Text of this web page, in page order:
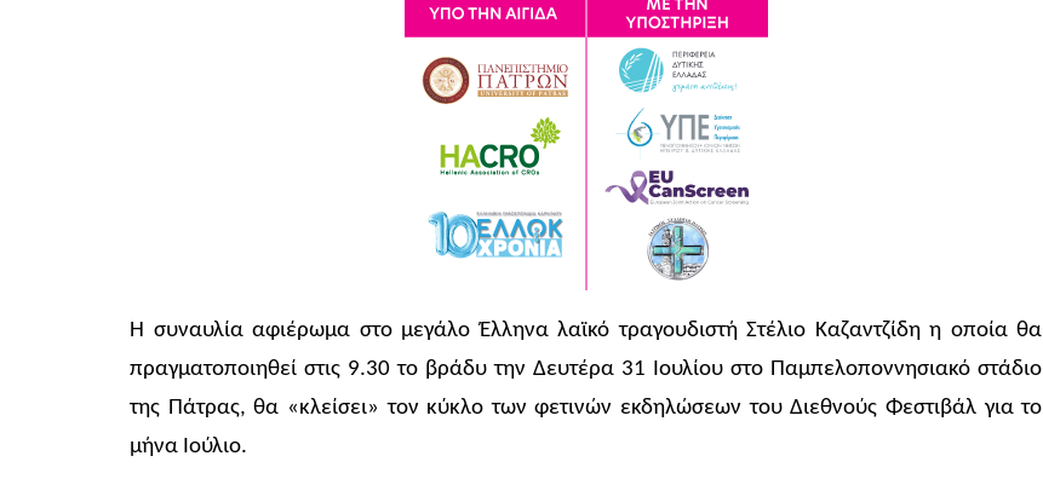
Η συναυλία αφιέρωμα στο μεγάλο Έλληνα λαϊκό τραγουδιστή Στέλιο Καζαντζίδη η οποία θα
πραγματοποιηθεί στις 9.30 το βράδυ την Δευτέρα 31 Ιουλίου στο Παμπελοποννησιακό στάδιο
της Πάτρας, θα «κλείσει» τον κύκλο των φετινών εκδηλώσεων του Διεθνούς Φεστιβάλ για το
μήνα Ιούλιο.